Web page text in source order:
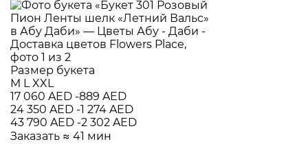
Размер букета
M LXXL
17 060 AED -889 AED
24 350 AED -1 274 AED
43 790 AED -2 302 AED
Заказать ≈ 41 мин